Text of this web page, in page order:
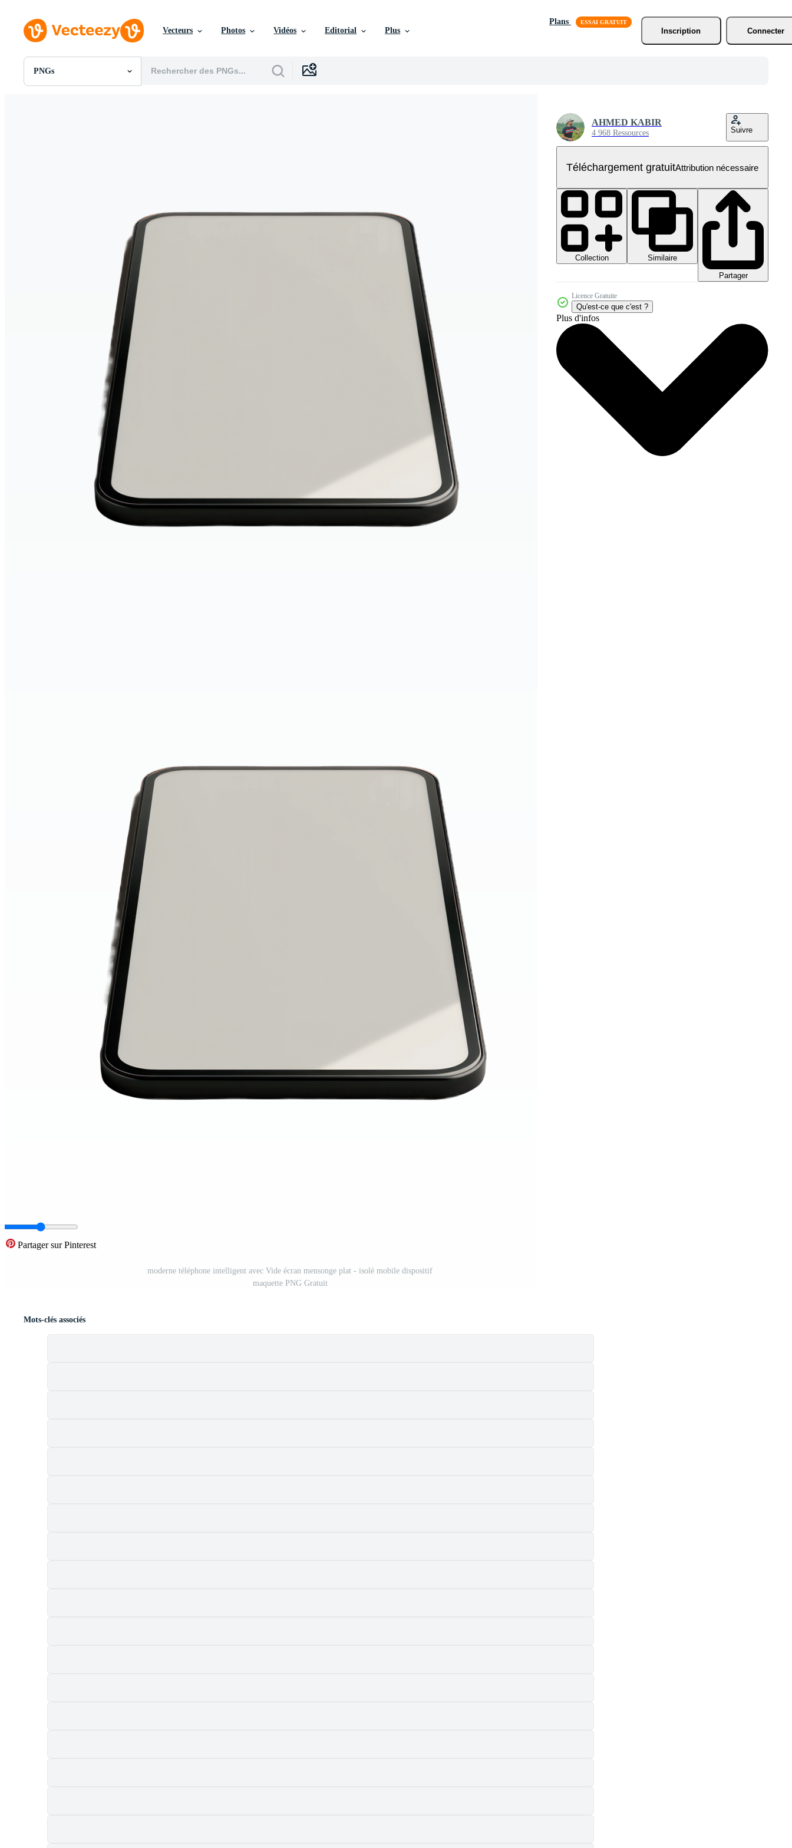
Vecteurs Photos Vidéos Editorial Plus
Plans
Inscription
Connecter
PNGs
Toutes Images
Partager sur Pinterest
moderne téléphone intelligent avec Vide écran mensonge plat - isolé mobile dispositif
maquette PNG Gratuit
AHMED KABIR
4 968 Ressources Suivre
Téléchargement gratuitAttribution nécessaire
Collection
Similaire
Partager
Licence Gratuite
Qu'est-ce que c'est ?
Plus d'infos
Mots-clés associés